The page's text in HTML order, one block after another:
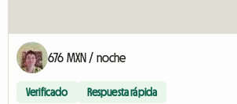
676 MXN / noche
Verificado Respuesta rápida